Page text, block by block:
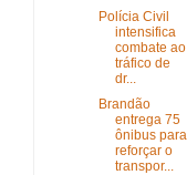
Polícia Civil
intensifica
combate ao
tráfico de
dr...
Brandão
entrega 75
ônibus para
reforçar o
transpor...